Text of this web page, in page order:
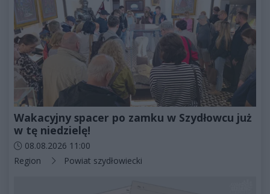
Wakacyjny spacer po zamku w Szydłowcu już
w tę niedzielę!
Data dodania artykułu:
08.08.2026 11:00
Kategorie artykułu:
Region Powiat szydłowiecki